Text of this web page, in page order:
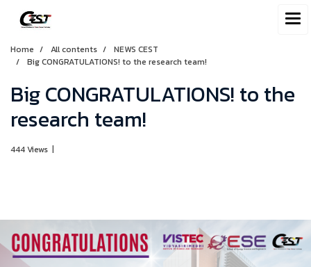
Home All contents
NEWS CEST
Big CONGRATULATIONS! to the research team!
Big CONGRATULATIONS! to the
research team!
444 Views |